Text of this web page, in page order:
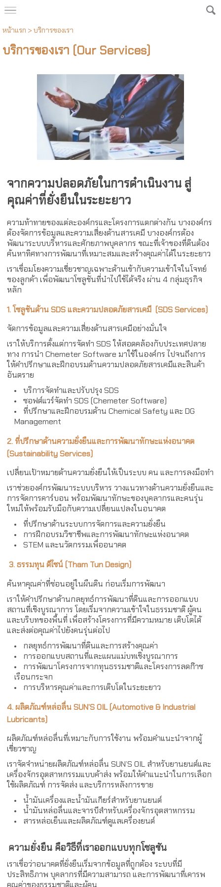
หน้าแรก > บริการของเรา
บริการของเรา (Our Services)
จากความปลอดภัยในการดำเนินงาน สู่
คุณค่าที่ยั่งยืนในระยะยาว
ความท้าทายของแต่ละองค์กรและโครงการแตกต่างกัน บางองค์กร
ต้องจัดการข้อมูลและความเสี่ยงด้านสารเคมี บางองค์กรต้อง
พัฒนาระบบบริหารและศักยภาพบุคลากร ขณะที่เจ้าของที่ดินต้อง
ค้นหาทิศทางการพัฒนาที่เหมาะสมและสร้างคุณค่าได้ในระยะยาว
เราเชื่อมโยงความเชี่ยวชาญเฉพาะด้านเข้ากับความเข้าใจในโจทย์
ของลูกค้า เพื่อพัฒนาโซลูชันที่นำไปใช้ได้จริง ผ่าน 4 กลุ่มธุรกิจ
หลัก
1. โซลูชันด้าน SDS และความปลอดภัยสารเคมี (SDS Services)
จัดการข้อมูลและความเสี่ยงด้านสารเคมีอย่างมั่นใจ
เราให้บริการตั้งแต่การจัดทำ SDS ให้สอดคล้องกับประเทศปลาย
ทาง การนำ Chemeter Software มาใช้ในองค์กร ไปจนถึงการ
ให้คำปรึกษาและฝึกอบรมด้านความปลอดภัยสารเคมีและสินค้า
อันตราย
บริการจัดทำและปรับปรุง SDS
ซอฟต์แวร์จัดทำ SDS (Chemeter Software)
ที่ปรึกษาและฝึกอบรมด้าน Chemical Safety และ DG
Management
2. ที่ปรึกษาด้านความยั่งยืนและการพัฒนาทักษะแห่งอนาคต
(Sustainability Services)
เปลี่ยนเป้าหมายด้านความยั่งยืนให้เป็นระบบ คน และการลงมือทำ
เราช่วยองค์กรพัฒนาระบบบริหาร วางแนวทางด้านความยั่งยืนและ
การจัดการคาร์บอน พร้อมพัฒนาทักษะของบุคลากรและคนรุ่น
ใหม่ให้พร้อมรับมือกับความเปลี่ยนแปลงในอนาคต
ที่ปรึกษาด้านระบบการจัดการและความยั่งยืน
การฝึกอบรมวิชาชีพและการพัฒนาทักษะแห่งอนาคต
STEM และนวัตกรรมเพื่ออนาคต
3. ธรรมทุน ดีไซน์ (Tham Tun Design)
ค้นหาคุณค่าที่ซ่อนอยู่ในผืนดิน ก่อนเริ่มการพัฒนา
เราให้คำปรึกษาด้านกลยุทธ์การพัฒนาที่ดินและการออกแบบ
สถานที่เชิงบูรณาการ โดยเริ่มจากความเข้าใจในธรรมชาติ ผู้คน
และบริบทของพื้นที่ เพื่อสร้างโครงการที่มีความหมาย เติบโตได้
และส่งต่อคุณค่าไปยังคนรุ่นต่อไป
กลยุทธ์การพัฒนาที่ดินและการสร้างคุณค่า
การออกแบบสถานที่และแผนแม่บทเชิงบูรณาการ
การพัฒนาโครงการจากทุนธรรมชาติและโครงการลดก๊าซ
เรือนกระจก
การบริหารคุณค่าและการเติบโตในระยะยาว
4. ผลิตภัณฑ์หล่อลื่น SUN’S OIL (Automotive & Industrial
Lubricants)
ผลิตภัณฑ์หล่อลื่นที่เหมาะกับการใช้งาน พร้อมคำแนะนำจากผู้
เชี่ยวชาญ
เราจัดจำหน่ายผลิตภัณฑ์หล่อลื่น SUN’S OIL สำหรับยานยนต์และ
เครื่องจักรอุตสาหกรรมแบบค้าส่ง พร้อมให้คำแนะนำในการเลือก
ใช้ผลิตภัณฑ์ การจัดส่ง และบริการหลังการขาย
น้ำมันเครื่องและน้ำมันเกียร์สำหรับยานยนต์
น้ำมันหล่อลื่นและจารบีสำหรับเครื่องจักรอุตสาหกรรม
สารหล่อเย็นและผลิตภัณฑ์ดูแลเครื่องยนต์
ความยั่งยืน คือวิธีที่เราออกแบบทุกโซลูชัน
เราเชื่อว่าอนาคตที่ยั่งยืนเริ่มจากข้อมูลที่ถูกต้อง ระบบที่มี
ประสิทธิภาพ บุคลากรที่มีความสามารถ และการพัฒนาที่เคารพ
คุณค่าของธรรมชาติและผู้คน